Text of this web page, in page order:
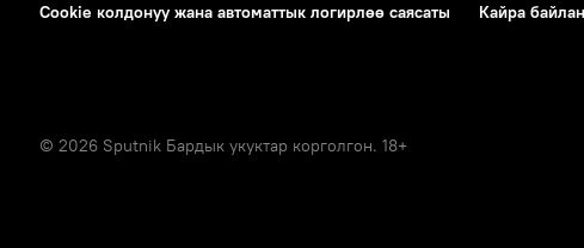
Cookie колдонуу жана автоматтык логирлөө саясаты
Кайра
© 2026 Sputnik Бардык укуктар корголгон. 18+